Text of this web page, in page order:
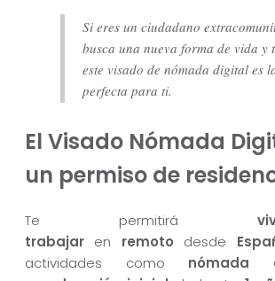
Si eres un ciudadano
busca una nueva forma de vida y
este visado de nómada digital es
perfecta para ti.
El Visado Nómada
un permiso de
Te permitirá
trabajar en remoto desde
actividades como nómada